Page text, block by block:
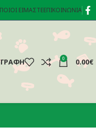
ΠΟΙΟΊ ΕΊΜΑΣΤΕΕΠΙΚΟΙΝΩΝΊΑ
0 0.00€